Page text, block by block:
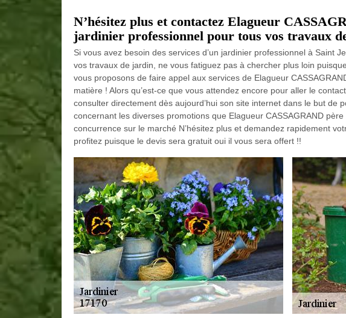
N’hésitez plus et contactez Elagueur
jardinier professionnel pour tous vos travaux
Si vous avez besoin des services d’un jardinier professionnel à Saint
vos travaux de jardin, ne vous fatiguez pas à chercher plus loin
vous proposons de faire appel aux services de Elagueur
matière ! Alors qu’est-ce que vous attendez encore pour aller le
consulter directement dès aujourd’hui son site internet dans le but de
concernant les diverses promotions que Elagueur CASSAGRAND
concurrence sur le marché N’hésitez plus et demandez rapidement
profitez puisque le devis sera gratuit oui il vous sera offert !!